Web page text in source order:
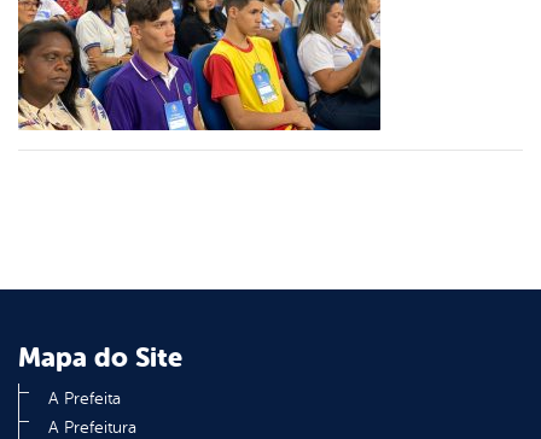
Mapa do Site
A Prefeita
A Prefeitura